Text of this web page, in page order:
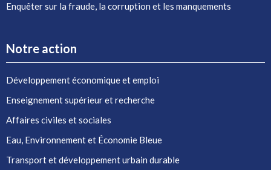
Enquêter sur la fraude, la corruption et les manquements
Notre action
Développement économique et emploi
Enseignement supérieur et recherche
Affaires civiles et sociales
Eau, Environnement et Économie Bleue
Transport et développement urbain durable